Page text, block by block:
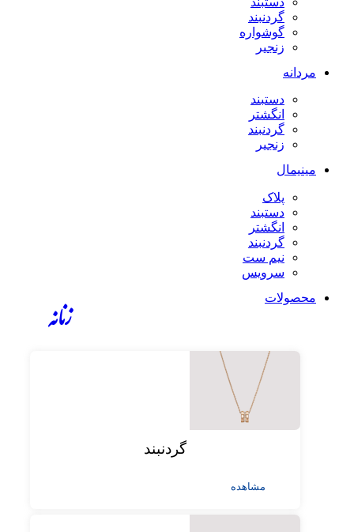
گردنبند
گوشواره
زنجیر
مردانه
دستبند
انگشتر
گردنبند
زنجیر
مینیمال
پلاک
دستبند
انگشتر
گردنبند
نیم ست
سرویس
محصولات
زنانه
گردنبند
مشاهده